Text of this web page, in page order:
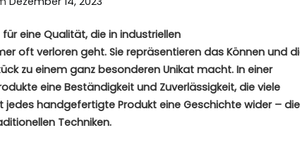
eine Qualität, die in industriellen
oft verloren geht. Sie repräsentieren das Können und
zu einem ganz besonderen Unikat macht. In einer
eine Beständigkeit und Zuverlässigkeit, die viele
jedes handgefertigte Produkt eine Geschichte wider – die
Techniken.